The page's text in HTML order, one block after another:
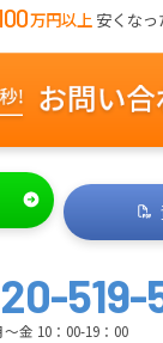
万円以上 安くな
519-
～金 10：00-19：00